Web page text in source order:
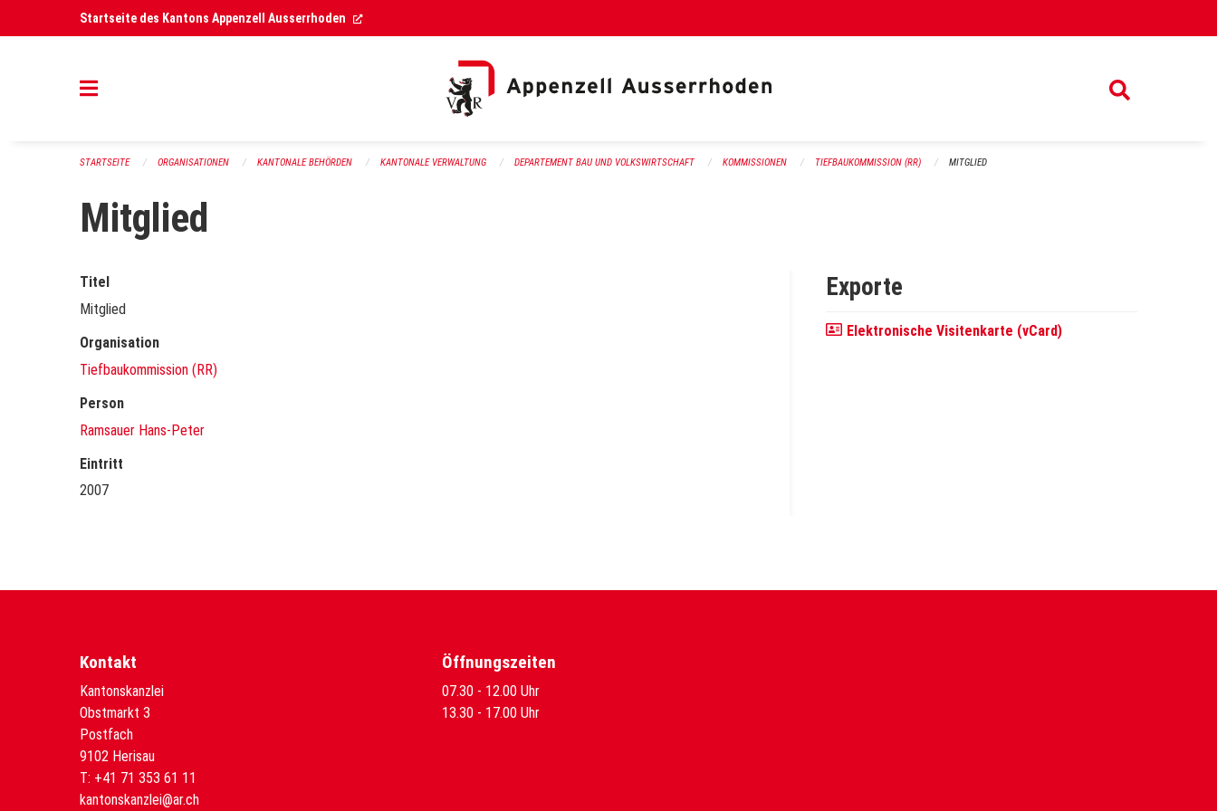
Navigation überspringenStartseite des Kantons Appenzell Ausserrhoden (External Link)
STARTSEITE ORGANISATIONEN KANTONALE BEHÖRDEN KANTONALE VERWALTUNG DEPARTEMENT BAU UND VOLKSWIRTSCHAFT KOMMISSIONEN TIEFBAUKOMMISSION (RR) MITGLIED
Mitglied
Titel
Mitglied
Organisation
Tiefbaukommission (RR)
Person
Ramsauer Hans-Peter
Eintritt
2007
Exporte
Elektronische Visitenkarte (vCard)
Kontakt
Kantonskanzlei
Obstmarkt 3
Postfach
9102 Herisau
T: +41 71 353 61 11
kantonskanzlei@ar.ch
Öffnungszeiten
07.30 - 12.00 Uhr
13.30 - 17.00 Uhr